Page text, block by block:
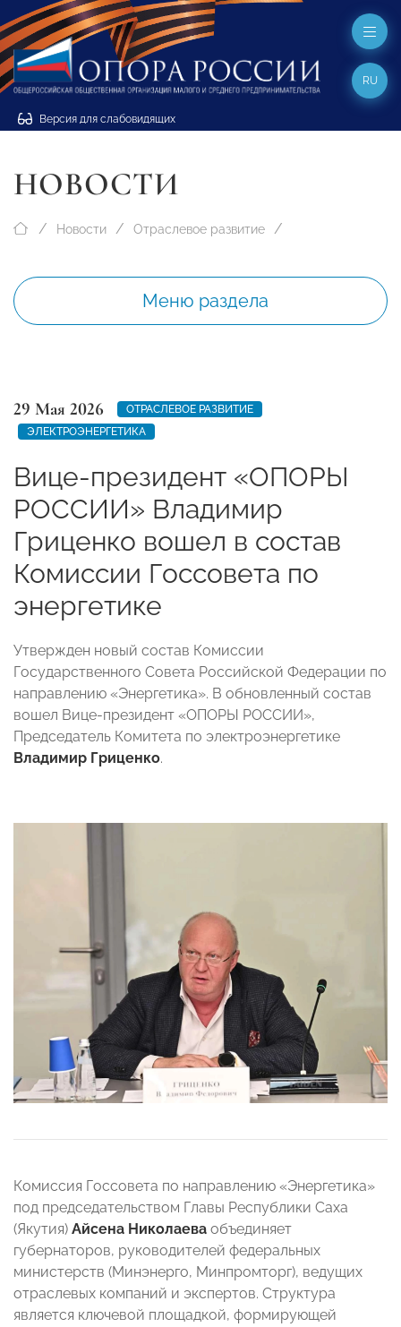
Версия для слабовидящих
RU
НОВОСТИ
Новости Отраслевое развитие
Меню раздела
29 Мая 2026
ОТРАСЛЕВОЕ РАЗВИТИЕ
ЭЛЕКТРОЭНЕРГЕТИКА
Вице-президент «ОПОРЫ
РОССИИ» Владимир
Гриценко вошел в состав
Комиссии Госсовета по
энергетике
Утвержден новый состав Комиссии
Государственного Совета Российской Федерации по
направлению «Энергетика». В обновленный состав
вошел Вице-президент «ОПОРЫ РОССИИ»,
Председатель Комитета по электроэнергетике
Владимир Гриценко.
Комиссия Госсовета по направлению «Энергетика»
под председательством Главы Республики Саха
(Якутия) Айсена Николаева объединяет
губернаторов, руководителей федеральных
министерств (Минэнерго, Минпромторг), ведущих
отраслевых компаний и экспертов. Структура
является ключевой площадкой, формирующей